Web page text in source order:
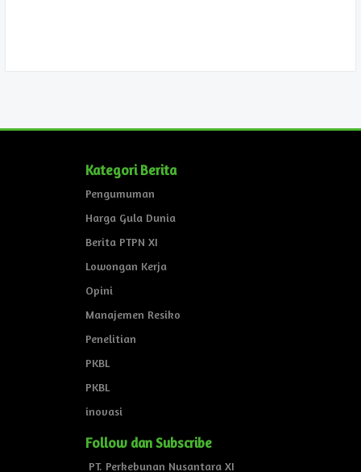
Kategori Berita
Pengumuman
Harga Gula Dunia
Berita PTPN XI
Lowongan Kerja
Opini
Manajemen Resiko
Penelitian
PKBL
PKBL
inovasi
Follow dan Subscribe
PT. Perkebunan Nusantara XI